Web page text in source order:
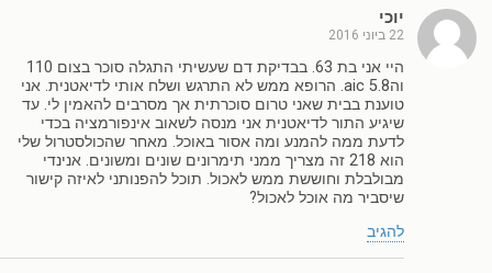
יוכי
22 ביוני 2016
היי אני בת 63. בבדיקת דם שעשיתי התגלה סוכר בצום 110
והaic 5.8. הרופא ממש לא התרגש ושלח אותי לדיאטנית. אני
טוענת בבית שאני טרום סוכרתית אך מסרבים להאמין לי. עד
שיגיע התור לדיאטנית אני מנסה לשאוב אינפורמציה בכדי
לדעת ממה להמנע ומה אסור באוכל. מאחר שהכולסטרול שלי
הוא 218 זה מצריך ממני תימרונים שונים ומשונים. אנינדי
מבולבלת וחוששת ממש לאכול. תוכל להפנותני לאיזה קישור
שיסביר מה אוכל לאכול?
להגיב